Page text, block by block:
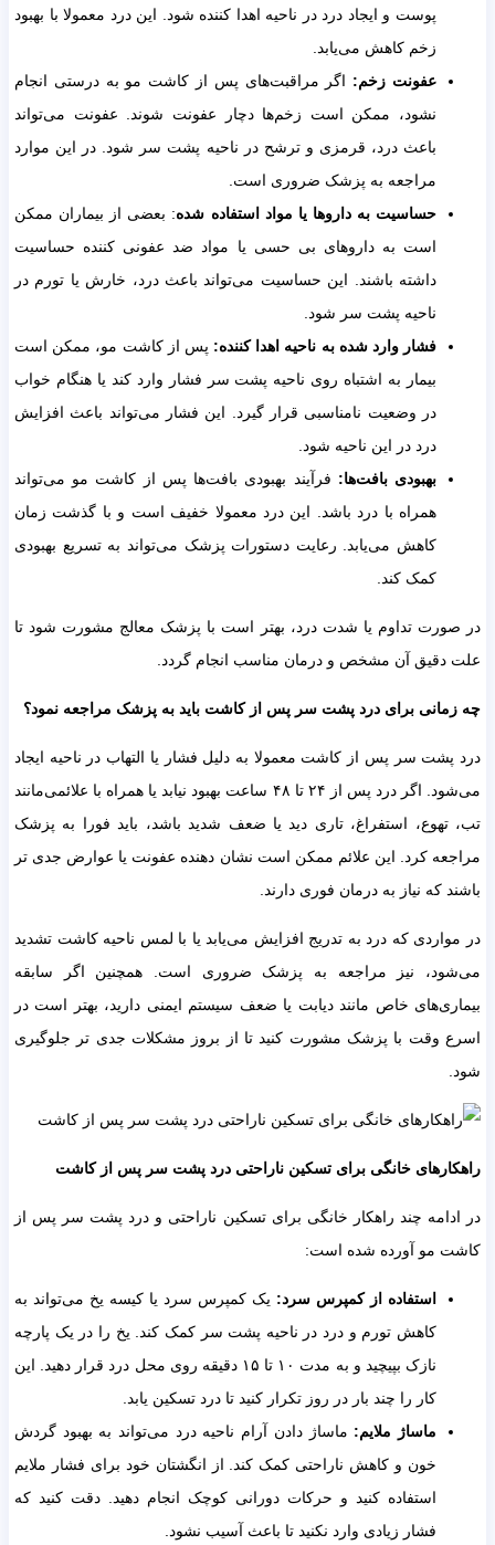
پوست و ایجاد درد در ناحیه اهدا کننده شود. این درد معمولا با بهبود
زخم کاهش می‌یابد.
عفونت زخم: اگر مراقبت‌های پس از کاشت مو به درستی انجام
نشود، ممکن است زخم‌ها دچار عفونت شوند. عفونت می‌تواند
باعث درد، قرمزی و ترشح در ناحیه پشت سر شود. در این موارد
مراجعه به پزشک ضروری است.
حساسیت به داروها یا مواد استفاده شده: بعضی از بیماران ممکن
است به داروهای بی حسی یا مواد ضد عفونی کننده حساسیت
داشته باشند. این حساسیت می‌تواند باعث درد، خارش یا تورم در
ناحیه پشت سر شود.
فشار وارد شده به ناحیه اهدا کننده: پس از کاشت مو، ممکن است
بیمار به اشتباه روی ناحیه پشت سر فشار وارد کند یا هنگام خواب
در وضعیت نامناسبی قرار گیرد. این فشار می‌تواند باعث افزایش
درد در این ناحیه شود.
بهبودی بافت‌ها: فرآیند بهبودی بافت‌ها پس از کاشت مو می‌تواند
همراه با درد باشد. این درد معمولا خفیف است و با گذشت زمان
کاهش می‌یابد. رعایت دستورات پزشک می‌تواند به تسریع بهبودی
کمک کند.
در صورت تداوم یا شدت درد، بهتر است با پزشک معالج مشورت شود تا
علت دقیق آن مشخص و درمان مناسب انجام گردد.
چه زمانی برای درد پشت سر پس از کاشت باید به پزشک مراجعه نمود؟
درد پشت سر پس از کاشت معمولا به دلیل فشار یا التهاب در ناحیه ایجاد
می‌شود. اگر درد پس از ۲۴ تا ۴۸ ساعت بهبود نیابد یا همراه با علائمی‌مانند
تب، تهوع، استفراغ، تاری دید یا ضعف شدید باشد، باید فورا به پزشک
مراجعه کرد. این علائم ممکن است نشان دهنده عفونت یا عوارض جدی تر
باشند که نیاز به درمان فوری دارند.
در مواردی که درد به تدریج افزایش می‌یابد یا با لمس ناحیه کاشت تشدید
می‌شود، نیز مراجعه به پزشک ضروری است. همچنین اگر سابقه
بیماری‌های خاص مانند دیابت یا ضعف سیستم ایمنی دارید، بهتر است در
اسرع وقت با پزشک مشورت کنید تا از بروز مشکلات جدی تر جلوگیری
شود.
راهکارهای خانگی برای تسکین ناراحتی درد پشت سر پس از کاشت
در ادامه چند راهکار خانگی برای تسکین ناراحتی و درد پشت سر پس از
کاشت مو آورده شده است:
استفاده از کمپرس سرد: یک کمپرس سرد یا کیسه یخ می‌تواند به
کاهش تورم و درد در ناحیه پشت سر کمک کند. یخ را در یک پارچه
نازک بپیچید و به مدت ۱۰ تا ۱۵ دقیقه روی محل درد قرار دهید. این
کار را چند بار در روز تکرار کنید تا درد تسکین یابد.
ماساژ ملایم: ماساژ دادن آرام ناحیه درد می‌تواند به بهبود گردش
خون و کاهش ناراحتی کمک کند. از انگشتان خود برای فشار ملایم
استفاده کنید و حرکات دورانی کوچک انجام دهید. دقت کنید که
فشار زیادی وارد نکنید تا باعث آسیب نشود.